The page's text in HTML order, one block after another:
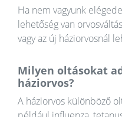
Ha nem vagyunk
lehetőség van
vagy az új háziorvosnál
Milyen oltásokat
háziorvos?
A háziorvos különböző